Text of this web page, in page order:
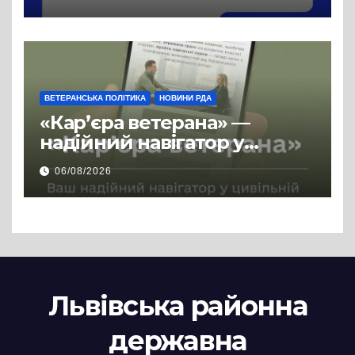
ВЕТЕРАНСЬКА ПОЛІТИКА НОВИНИ РДА
«Кар’єра ветерана» —
надійний навігатор у
цивільній професії
06/08/2026
Львівська районна
державна